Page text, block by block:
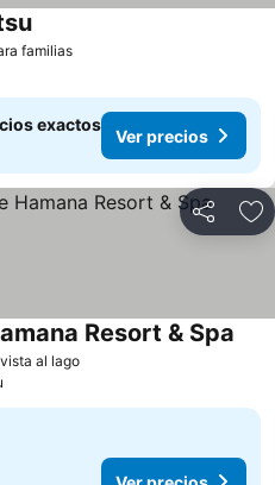
familiasVer precios
Ver precios
exactos
Ver precios
Compartir
al lagoVer precios
Resort & Spa